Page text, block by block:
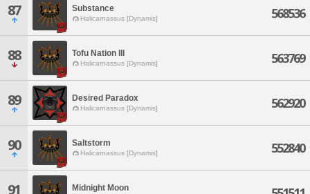
87 Substance
Halicarnassus [Dynamis] 568536
88 Tofu Nation III
Halicarnassus [Dynamis] 563769
89 Desired Paradox
Halicarnassus [Dynamis] 562920
90 Saltstorm
Halicarnassus [Dynamis] 552840
91 Midnight Moon